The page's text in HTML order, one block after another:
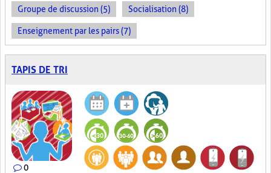
Groupe de discussion (5) Socialisation (8)
Enseignement par les pairs (7)
TAPIS DE TRI
0